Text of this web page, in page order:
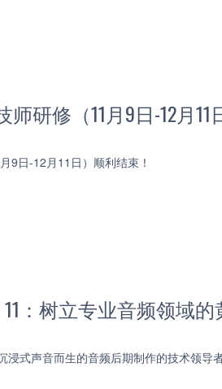
师研修（11月9日-12月
9日-12月11日）顺利结束！
11：树立专业音频领域
式声音而生的音频后期制作的技术领导